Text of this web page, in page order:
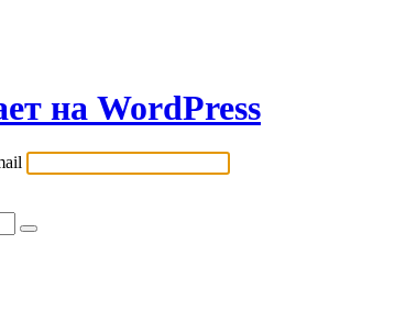
на WordPress